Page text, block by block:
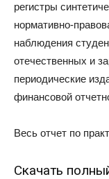
регистры
нормативно-
наблюдения
отечественных и
периодические
финансовой
Весь отчет по
Скачать